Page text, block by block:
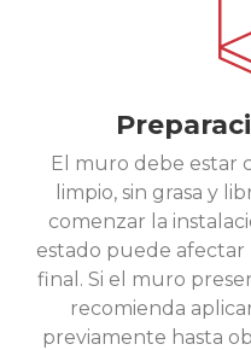
El muro debe estar
limpio, sin grasa y
comenzar la
estado puede afectar
final. Si el muro
recomienda
previamente hasta